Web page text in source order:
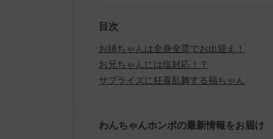
目次
お姉ちゃんは全身全霊でお出迎え！
お兄ちゃんには塩対応！？
サプライズに狂喜乱舞する福ちゃん
わんちゃんホンポの最新情報をお届け